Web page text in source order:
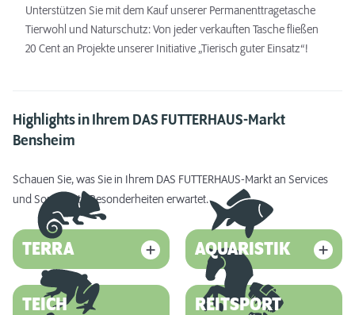
Unterstützen Sie mit dem Kauf unserer Permanenttragetasche
Tierwohl und Naturschutz: Von jeder verkauften Tasche fließen
20 Cent an Projekte unserer Initiative „Tierisch guter Einsatz“!
Highlights in Ihrem DAS FUTTERHAUS-Markt
Bensheim
Schauen Sie, was Sie in Ihrem DAS FUTTERHAUS-Markt an Services
und Sortiments-Besonderheiten erwartet.
TERRA AQUARISTIK
TEICH
REITSPORT